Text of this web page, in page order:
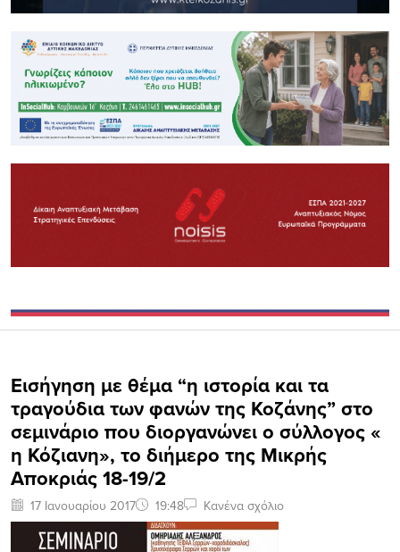
Εισήγηση με θέμα “η ιστορία και τα
τραγούδια των φανών της Κοζάνης” στο
σεμινάριο που διοργανώνει ο σύλλογος «
η Κόζιανη», το διήμερο της Μικρής
Αποκριάς 18-19/2
17 Ιανουαρίου 2017 19:48 Κανένα σχόλιο